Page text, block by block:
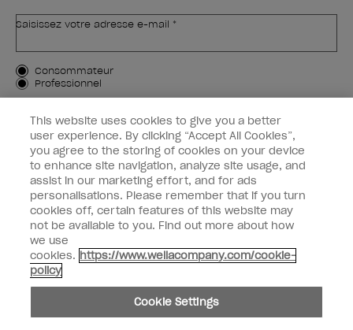
Saisissez votre adresse e-mail *
Type de client
Consommateur
Professionnel
M'INSCRIRE
Informations clients
OPI & vous
instagramfacebook
Copyright 2026, Wella Operations US LLC. Tous droits réservés.
This website uses cookies to give you a better
user experience. By clicking “Accept All Cookies”,
you agree to the storing of cookies on your device
to enhance site navigation, analyze site usage, and
assist in our marketing effort, and for ads
personalisations. Please remember that if you turn
cookies off, certain features of this website may
not be available to you. Find out more about how
we use
cookies. https://www.wellacompany.com/cookie-
policy
Cookie Settings